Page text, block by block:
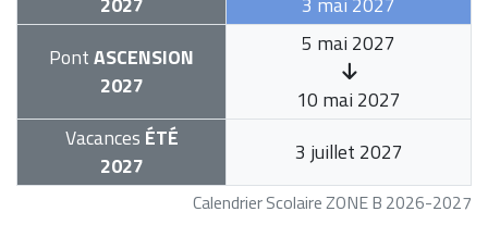
Calendrier Scolaire ZONE B 2026-2027
PontASCENSION
2027
5 mai 2027
10 mai 2027
Vacances ÉTÉ
2027
3 juillet 2027